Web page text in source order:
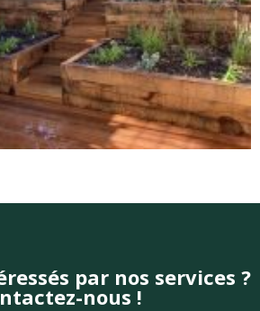
par nos services ?
nous !